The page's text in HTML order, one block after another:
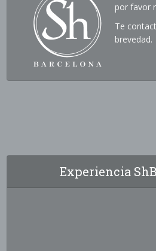
por favor
Te
brevedad.
Experiencia